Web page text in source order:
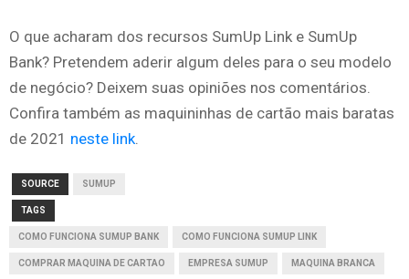
O que acharam dos recursos SumUp Link e SumUp
Bank? Pretendem aderir algum deles para o seu modelo
de negócio? Deixem suas opiniões nos comentários.
Confira também as maquininhas de cartão mais baratas
de 2021 neste link.
SOURCE SUMUP
TAGS
COMO FUNCIONA SUMUP BANK COMO FUNCIONA SUMUP LINK
COMPRAR MAQUINA DE CARTAO EMPRESA SUMUP MAQUINA BRANCA